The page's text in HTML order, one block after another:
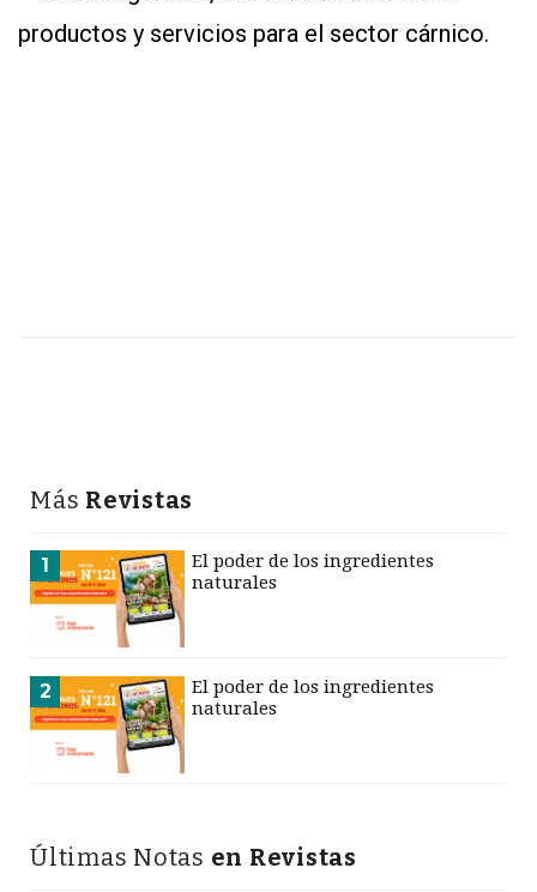
productos y servicios para el sector cárnico.
Más Revistas
1
El poder de los ingredientes
naturales
2
El poder de los ingredientes
naturales
Últimas Notas en Revistas